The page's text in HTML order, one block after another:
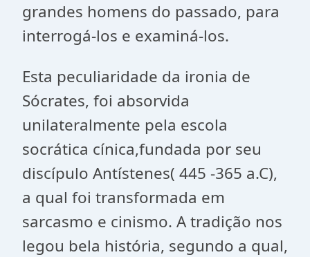
grandes homens do passado, para
interrogá-los e examiná-los.
Esta peculiaridade da ironia de
Sócrates, foi absorvida
unilateralmente pela escola
socrática cínica,fundada por seu
discípulo Antístenes( 445 -365 a.C),
a qual foi transformada em
sarcasmo e cinismo. A tradição nos
legou bela história, segundo a qual,